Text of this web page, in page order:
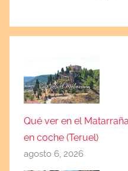
Qué ver en el
en coche (Teruel)
agosto 6, 2026